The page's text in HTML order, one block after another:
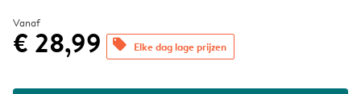
Vanaf
€ 28,99 offers Elke dag lage prijzen